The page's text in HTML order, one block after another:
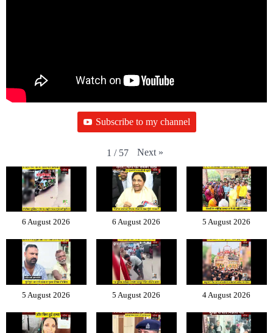
Subscribe to my channel
1 / 57 Next »
6 August 2026 6 August 2026 5 August 2026
5 August 2026 5 August 2026 4 August 2026